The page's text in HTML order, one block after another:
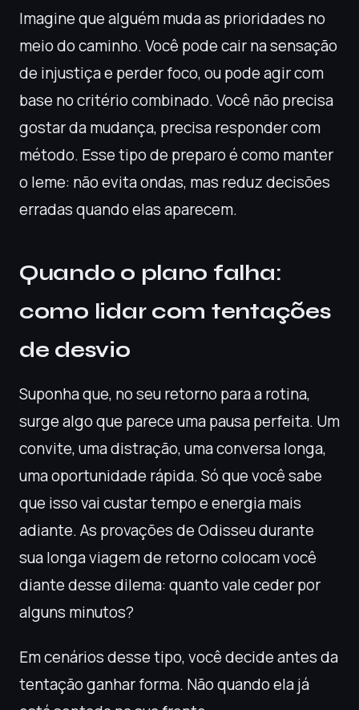
Imagine que alguém muda as prioridades no
meio do caminho. Você pode cair na sensação
de injustiça e perder foco, ou pode agir com
base no critério combinado. Você não precisa
gostar da mudança, precisa responder com
método. Esse tipo de preparo é como manter
o leme: não evita ondas, mas reduz decisões
erradas quando elas aparecem.
Quando o plano falha:
como lidar com tentações
de desvio
Suponha que, no seu retorno para a rotina,
surge algo que parece uma pausa perfeita. Um
convite, uma distração, uma conversa longa,
uma oportunidade rápida. Só que você sabe
que isso vai custar tempo e energia mais
adiante. As provações de Odisseu durante
sua longa viagem de retorno colocam você
diante desse dilema: quanto vale ceder por
alguns minutos?
Em cenários desse tipo, você decide antes da
tentação ganhar forma. Não quando ela já